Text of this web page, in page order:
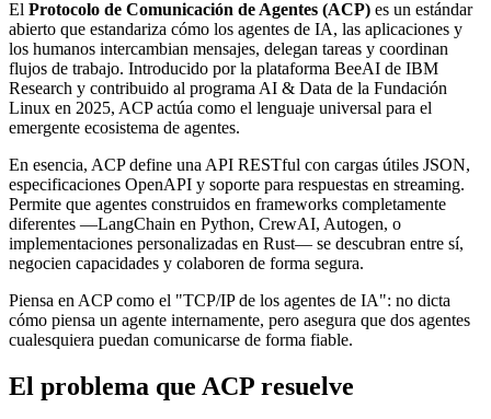
El Protocolo de Comunicación de Agentes (ACP) es un estándar
abierto que estandariza cómo los agentes de IA, las aplicaciones y
los humanos intercambian mensajes, delegan tareas y coordinan
flujos de trabajo. Introducido por la plataforma BeeAI de IBM
Research y contribuido al programa AI & Data de la Fundación
Linux en 2025, ACP actúa como el lenguaje universal para el
emergente ecosistema de agentes.
En esencia, ACP define una API RESTful con cargas útiles JSON,
especificaciones OpenAPI y soporte para respuestas en streaming.
Permite que agentes construidos en frameworks completamente
diferentes —LangChain en Python, CrewAI, Autogen, o
implementaciones personalizadas en Rust— se descubran entre sí,
negocien capacidades y colaboren de forma segura.
Piensa en ACP como el "TCP/IP de los agentes de IA": no dicta
cómo piensa un agente internamente, pero asegura que dos agentes
cualesquiera puedan comunicarse de forma fiable.
El problema que ACP resuelve